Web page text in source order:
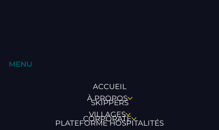
MENU
ACCUEIL
À PROPOS
SKIPPERS
VILLAGES
CORPORATE
PLATEFORME HOSPITALITÉS